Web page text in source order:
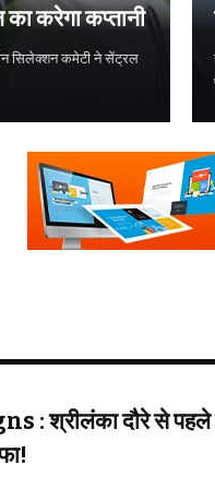
करेगा कप्तानी
सिलेक्शन कमेटी ने सेंट्रल
श्रीलंका दौरे से पहले